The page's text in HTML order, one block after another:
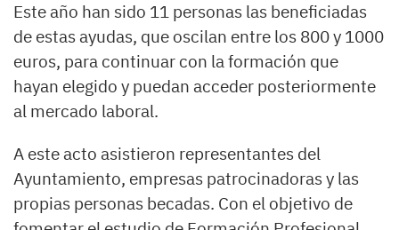
Este año han sido 11 personas las beneficiadas
de estas ayudas, que oscilan entre los 800 y 1000
euros, para continuar con la formación que
hayan elegido y puedan acceder posteriormente
al mercado laboral.
A este acto asistieron representantes del
Ayuntamiento, empresas patrocinadoras y las
propias personas becadas. Con el objetivo de